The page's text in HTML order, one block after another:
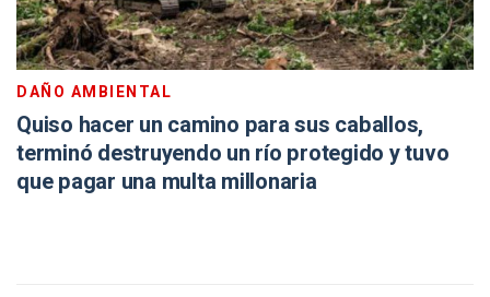
DAÑO AMBIENTAL
Quiso hacer un camino para sus caballos,
terminó destruyendo un río protegido y tuvo
que pagar una multa millonaria